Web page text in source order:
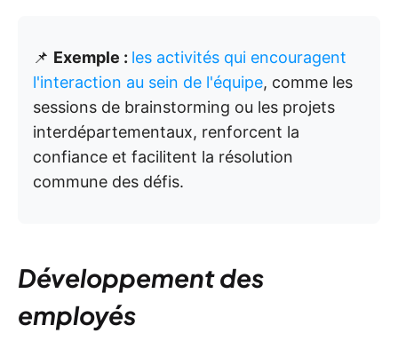
📌 Exemple : les activités qui encouragent
l'interaction au sein de l'équipe, comme les
sessions de brainstorming ou les projets
interdépartementaux, renforcent la
confiance et facilitent la résolution
commune des défis.
Développement des
employés